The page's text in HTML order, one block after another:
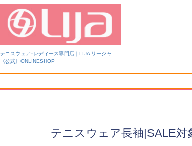
テニスウェア･レディース専門店｜LIJA リージャ
《公式》ONLINESHOP
テニスウェア長袖|SALE対